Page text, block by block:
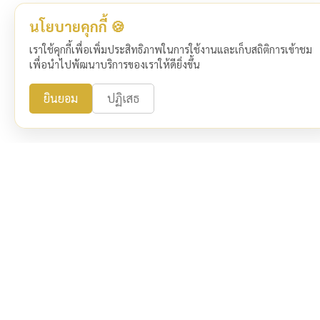
นโยบายคุกกี้ 🍪
เราใช้คุกกี้เพื่อเพิ่มประสิทธิภาพในการใช้งานและเก็บสถิติการเข้าชม
เพื่อนำไปพัฒนาบริการของเราให้ดียิ่งขึ้น
ยินยอม ปฏิเสธ